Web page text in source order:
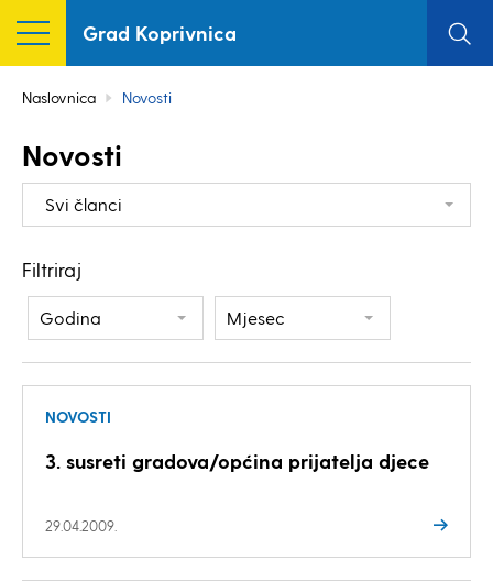
Grad Koprivnica
Naslovnica Novosti
Novosti
Svi članci
Filtriraj
Godina Mjesec
NOVOSTI
3. susreti gradova/općina prijatelja djece
29.04.2009.